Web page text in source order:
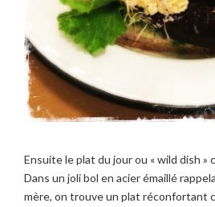
Ensuite le plat du jour ou « wild dish »
Dans un joli bol en acier émaillé
mère, on trouve un plat réconfortant